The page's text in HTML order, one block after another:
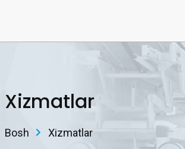
Xizmatlar
Bosh Xizmatlar